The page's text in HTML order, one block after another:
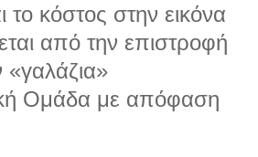
το κόστος στην εικόνα
από την επιστροφή
Ομάδα με απόφαση